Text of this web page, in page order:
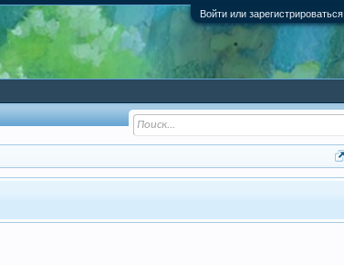
Войти или зарегистрироваться